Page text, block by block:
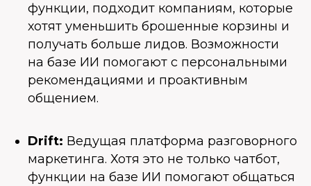
функции, подходит компаниям, которые
хотят уменьшить брошенные корзины и
получать больше лидов. Возможности
на базе ИИ помогают с персональными
рекомендациями и проактивным
общением.
Drift: Ведущая платформа разговорного
маркетинга. Хотя это не только чатбот,
функции на базе ИИ помогают общаться